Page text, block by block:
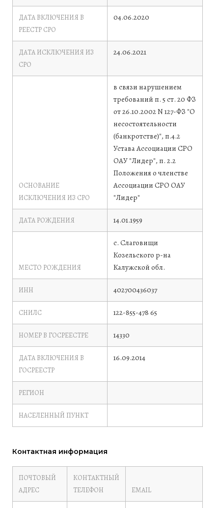
ДАТА ВКЛЮЧЕНИЯ В
РЕЕСТР СРО
04.06.2020
ДАТА ИСКЛЮЧЕНИЯ ИЗ
СРО
24.06.2021
ОСНОВАНИЕ
ИСКЛЮЧЕНИЯ ИЗ СРО
в связи нарушением
требований п. 5 ст. 20 ФЗ
от 26.10.2002 N 127-ФЗ "О
несостоятельности
(банкротстве)", п.4.2
Устава Ассоциации СРО
ОАУ "Лидер", п. 2.2
Положения о членстве
Ассоциации СРО ОАУ
"Лидер"
ДАТА РОЖДЕНИЯ 14.01.1959
МЕСТО РОЖДЕНИЯ
с. Слаговищи
Козельского р-на
Калужской обл.
ИНН 402700436037
СНИЛС 122-855-478 65
НОМЕР В ГОСРЕЕСТРЕ 14330
ДАТА ВКЛЮЧЕНИЯ В
ГОСРЕЕСТР
16.09.2014
РЕГИОН
НАСЕЛЕННЫЙ ПУНКТ
Контактная информация
ПОЧТОВЫЙ
АДРЕС
КОНТАКТНЫЙ
ТЕЛЕФОН
EMAIL